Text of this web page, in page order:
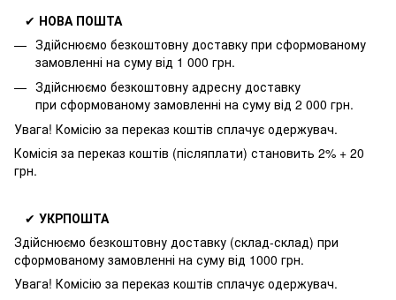
✔ НОВА ПОШТА
Здійснюємо безкоштовну доставку при сформованому
замовленні на суму від 1 000 грн.
Здійснюємо безкоштовну адресну доставку
при сформованому замовленні на суму від 2 000 грн.
Увага! Комісію за переказ коштів сплачує одержувач.
Комісія за переказ коштів (післяплати) становить 2% + 20
грн.
✔ УКРПОШТА
Здійснюємо безкоштовну доставку (склад-склад) при
сформованому замовленні на суму від 1000 грн.
Увага! Комісію за переказ коштів сплачує одержувач.